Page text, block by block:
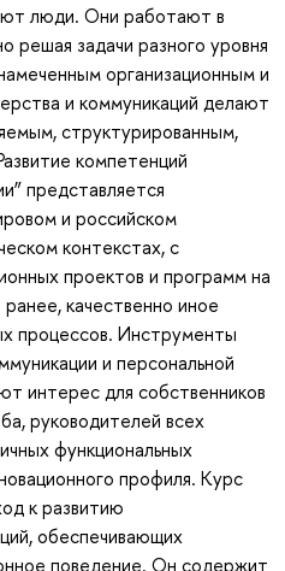
люди. Они работают в
решая задачи разного уровня
организационным и
и коммуникаций делают
структурированным,
компетенций
представляется
и российском
контекстах, с
проектов и программ на
качественно иное
процессов. Инструменты
и персональной
интерес для собственников
руководителей всех
функциональных
профиля. Курс
к развитию
обеспечивающих
поведение. Он содержит